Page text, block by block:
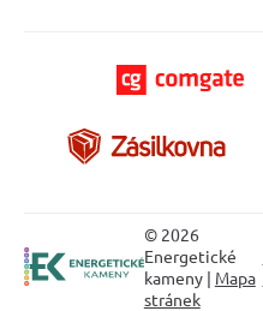
© 2026
Energetické
kameny | Mapa
stránek